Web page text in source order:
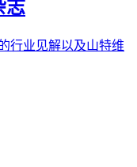
志
行业见解以及山特维